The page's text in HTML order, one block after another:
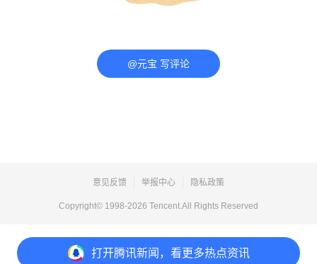
打开腾讯新闻，看更多热点资讯
@元宝 写评论
意见反馈 举报中心 隐私政策
Copyright© 1998-2026 Tencent.All Rights Reserved